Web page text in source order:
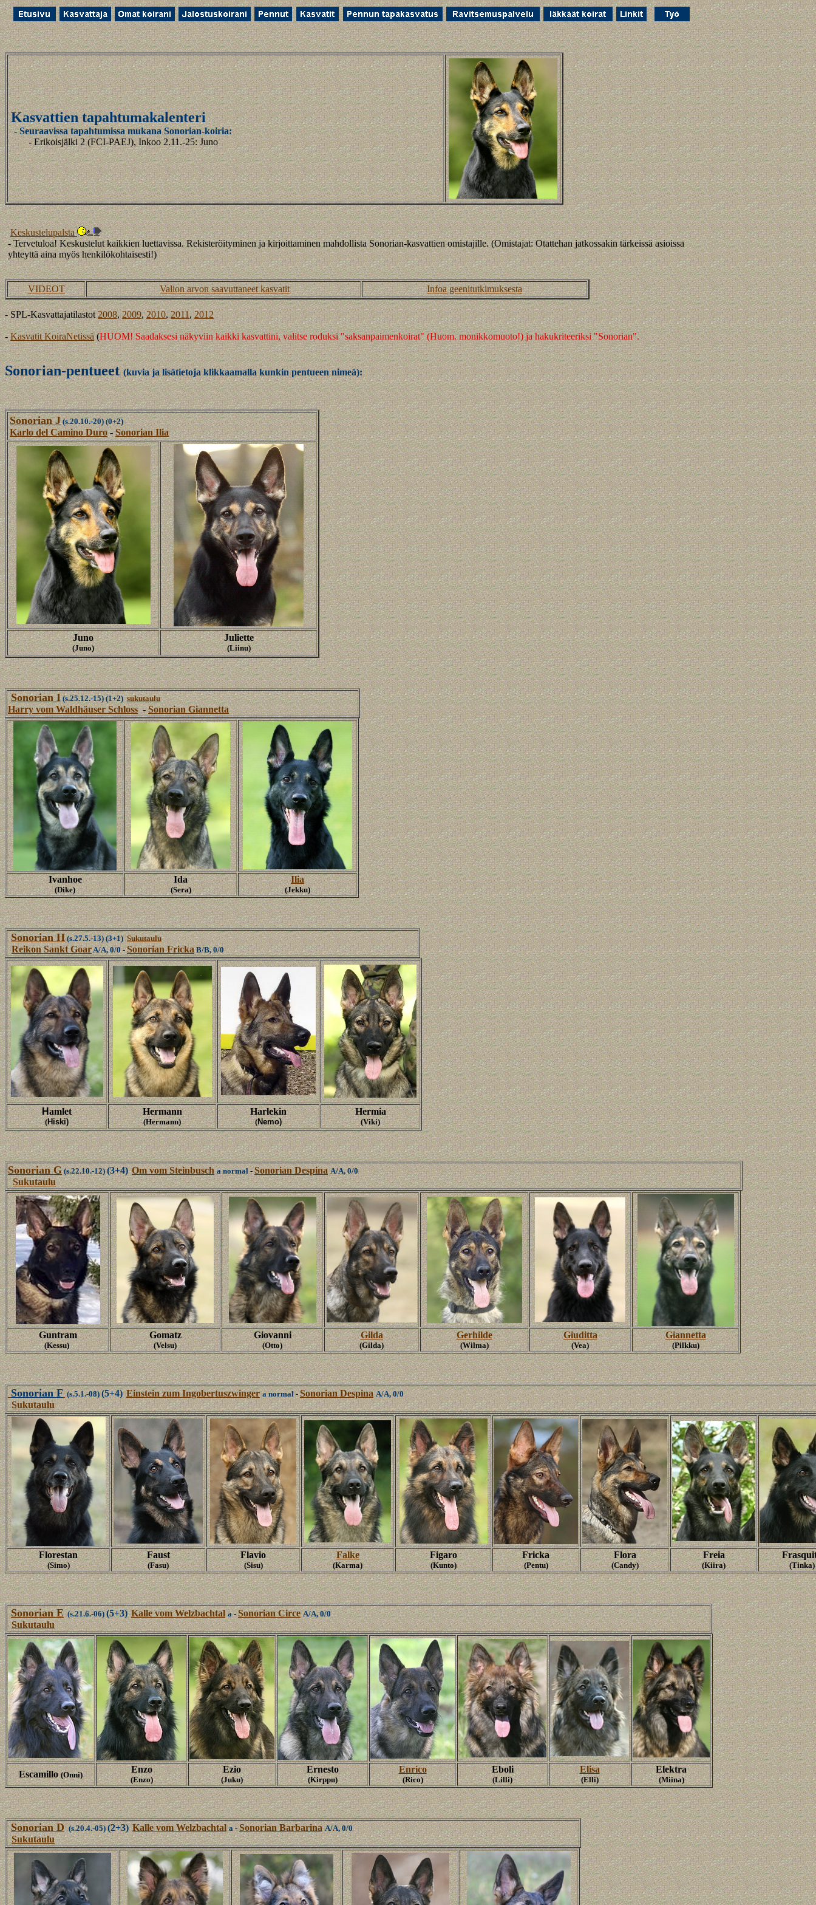
Kasvattien tapahtumakalenteri
- Seuraavissa tapahtumissa mukana Sonorian-koiria:
- Erikoisjälki 2 (FCI-PAEJ), Inkoo2.11.-25: Juno
Keskustelupalsta
- Tervetuloa! Keskustelut kaikkien luettavissa. Rekisteröityminen ja kirjoittaminen mahdollista Sonorian-kasvattien omistajille. (Omistajat: Otattehan jatkossakin tärkeissä asioissa
yhteyttä aina myös henkilökohtaisesti!)
VIDEOT Valion arvon saavuttaneet kasvatit Infoa geenitutkimuksesta
- SPL-Kasvattajatilastot2008,2009,2010,2011,2012
-Kasvatit KoiraNetissä(HUOM! Saadaksesi näkyviin kaikki kasvattini, valitse roduksi "saksanpaimenkoirat" (Huom. monikkomuoto!) ja hakukriteeriksi "Sonorian".
Sonorian-pentueet(kuvia ja lisätietoja klikkaamalla kunkin pentueen nimeä):
Sonorian J (s.20.10.-20) (0+2)
Karlo del Camino Duro -Sonorian Ilia
Juno
(Juno)
Juliette
(Liinu)
Sonorian I (s.25.12.-15) (1+2)sukutaulu
Harry vom Waldhäuser Schloss -Sonorian Giannetta
Ivanhoe
(Dike)
Ida
(Sera)
Ilia
(Jekku)
Sonorian H (s.27.5.-13) (3+1) Sukutaulu
Reikon Sankt GoarA/A, 0/0-Sonorian Fricka B/B, 0/0
Hamlet
(Hiski)
Hermann
(Hermann)
Harlekin
(Nemo)
Hermia
(Viki)
Sonorian G (s.22.10.-12) (3+4) Om vom Steinbusch a normal -Sonorian Despina A/A, 0/0
Sukutaulu
Guntram
(Kessu)
Gomatz
(Velsu)
Giovanni
(Otto)
Gilda
(Gilda)
Gerhilde
(Wilma)
Giuditta
(Vea)
Giannetta
(Pilkku)
Sonorian F (s.5.1.-08) (5+4) Einstein zum Ingobertuszwinger a normal -Sonorian Despina A/A, 0/0
Sukutaulu
Florestan
(Simo)
Faust
(Fasu)
Flavio
(Sisu)
Falke
(Karma)
Figaro
(Kunto)
Fricka
(Pentu)
Flora
(Candy)
Freia
(Kiira) (Tinka)
Sonorian E (s.21.6.-06) (5+3) Kalle vom Welzbachtal a -Sonorian Circe A/A, 0/0
Sukutaulu
Escamillo (Onni)
Enzo
(Enzo)
Ezio
(Juku)
Ernesto
(Kirppu)
Enrico
(Rico)
Eboli
(Lilli)
Elisa
(Elli)
Elektra
(Miina)
Sonorian D (s.20.4.-05) (2+3) Kalle vom Welzbachtal a -Sonorian Barbarina A/A, 0/0
Sukutaulu